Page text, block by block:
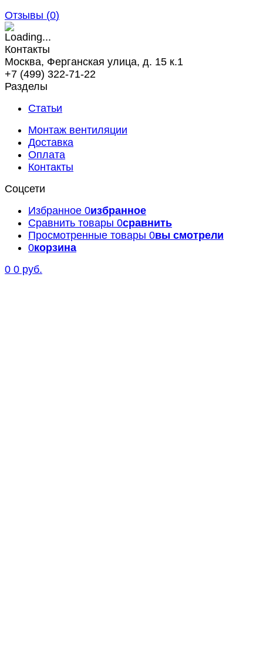
Отзывы (0)
Контакты
Москва, Ферганская улица, д. 15 к.1
+7 (499) 322-71-22
Разделы
Статьи
Монтаж вентиляции
Доставка
Оплата
Контакты
Соцсети
Избранное 0избранное
Сравнить товары 0сравнить
Просмотренные товары 0вы смотрели
0корзина
0 0 руб.